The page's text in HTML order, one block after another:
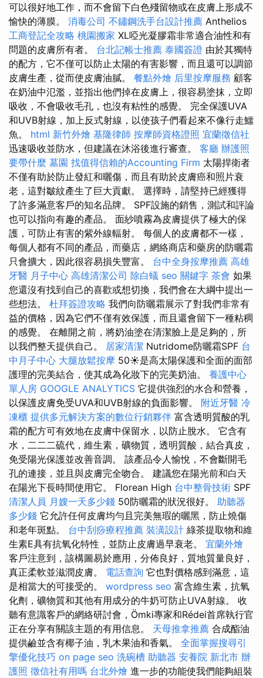
可以很好地工作，而不會留下白色殘留物或在皮膚上形成不
愉快的薄膜。 消毒公司 不鏽鋼洗手台設計推薦 Anthelios
工商登記全攻略 桃園搬家 XL啞光凝膠霜非常適合油性和有
問題的皮膚所有者。 台北記帳士推薦 泰國簽證 由於其獨特
的配方，它不僅可以防止太陽的有害影響，而且還可以調節
皮膚生產，從而使皮膚油膩。 餐點外燴 后里按摩服務 顧客
在奶油中氾濫，並指出他們掉在皮膚上，很容易塗抹，立即
吸收，不會吸收毛孔，也沒有粘性的感覺。 完全保護UVA
和UVB射線，加上反式射線，以使孩子們看起來不像行走鱷
魚。 html 新竹外燴 基隆律師 按摩師資格證照 宜蘭徵信社
迅速吸收並防水，但建議在沐浴後進行審查。 客廳 辦護照
要帶什麼 墓園 找值得信賴的Accounting Firm 太陽捍衛者
不僅有助於防止發紅和曬傷，而且有助於皮膚癌和照片衰
老，這對皺紋產生了巨大貢獻。 選擇時，請堅持已經獲得
了許多滿意客戶的知名品牌。 SPF設施的銷售，測試和評論
也可以指向有趣的產品。 面紗噴霧為皮膚提供了極大的保
護，可防止有害的紫外線輻射。 每個人的皮膚都不一樣，
每個人都有不同的產品，而藥店，網絡商店和藥房的防曬霜
只會擴大，因此很容易損失豐富。 台中全身按摩推薦 高雄
牙醫 月子中心 高雄清潔公司 除白蟻 seo 關鍵字 茶會 如果
您還沒有找到自己的喜歡或想切換，我們會在大綱中提出一
些想法。 杜拜簽證攻略 我們向防曬霜展示了對我們非常有
益的價格，因為它們不僅有效保護，而且還會留下一種粘稠
的感覺。 在離開之前，將奶油塗在清潔臉上是足夠的，所
以我們整天提供自己。 居家清潔 Nutridome防曬霜SPF 台
中月子中心 大腿放鬆按摩 50☀️是高太陽保護和全面的面部
護理的完美結合，使其成為化妝下的完美奶油。 養護中心
單人房 GOOGLE ANALYTICS 它提供強烈的水合和營養，
以保護皮膚免受UVA和UVB射線的負面影響。 附近牙醫 冷
凍櫃 提供多元解決方案的數位行銷夥伴 富含透明質酸的乳
霜的配方可有效地在皮膚中保留水，以防止脫水。 它含有
水，二二二硫代，維生素，礦物質，透明質酸，結合真皮，
免受陽光保護並改善音調。 該產品令人愉悅，不會斷開毛
孔的連接，並且與皮膚完全吻合。 建議您在陽光前和白天
在陽光下長時間使用它。 Florean High 台中整骨技術 SPF
清潔人員 月嫂一天多少錢 50防曬霜的狀況很好。 助聽器
多少錢 它允許任何皮膚均勻且完美無瑕的曬黑，防止燒傷
和老年斑點。 台中刮痧療程推薦 裝潢設計 綠茶提取物和維
生素E具有抗氧化特性，並防止皮膚過早衰老。 宜蘭外燴
客戶注意到，該構圖易於應用，分佈良好，質地質量良好，
真正柔軟並滋潤皮膚。 電話查詢 它也對價格感到滿意，這
是相當大的可接受的。 wordpress seo 富含維生素，抗氧
化劑，礦物質和其他有用成分的牛奶可防止UVA射線。 收
聽有意識客戶的網絡研討會，Ömki專家和Rédei首席執行官
正在分享有關該主題的有用信息。 天母推拿推薦 合成酯油
提供鹼並含有椰子油，乳木果油和香氣。 全面掌握搜尋引
擎優化技巧 on page seo 洗碗槽 助聽器 安養院 新北市 辦
護照 徵信社有用嗎 台北外燴 進一步的功能使我們能夠組裝